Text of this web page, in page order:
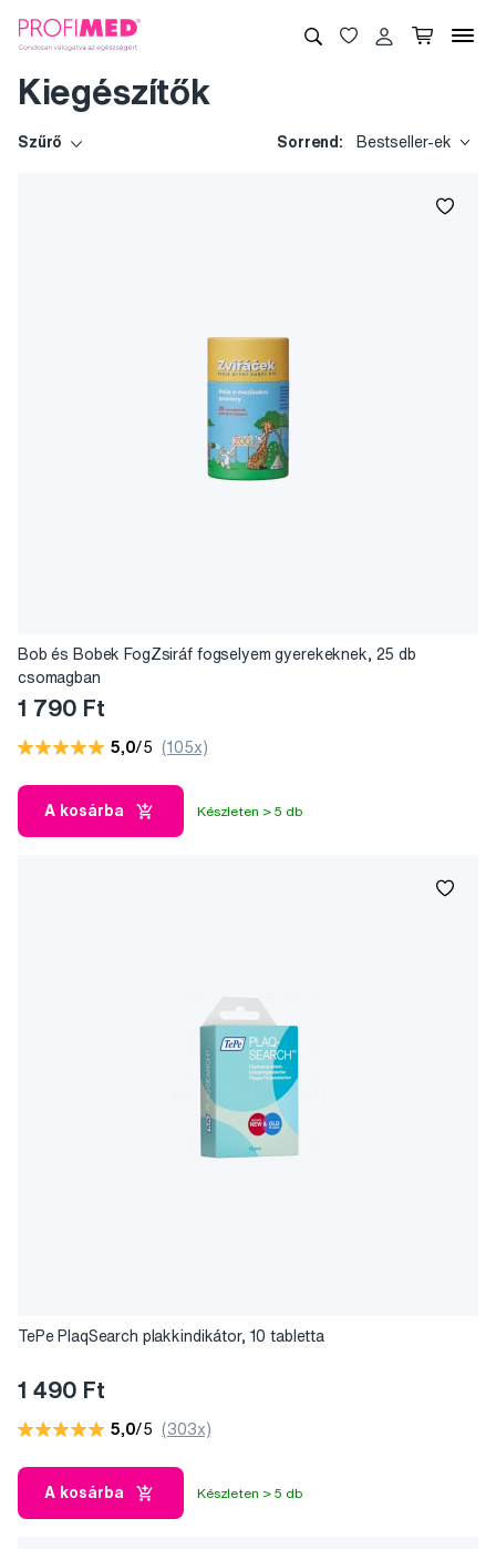
Kiegészítők
Szűrő Sorrend: Bestseller-ek
Bob és Bobek FogZsiráf fogselyem gyerekeknek, 25 db
csomagban
1 790 Ft
5,0/5 (105x)
A kosárba Készleten > 5 db
TePe PlaqSearch plakkindikátor, 10 tabletta
1 490 Ft
5,0/5 (303x)
A kosárba Készleten > 5 db